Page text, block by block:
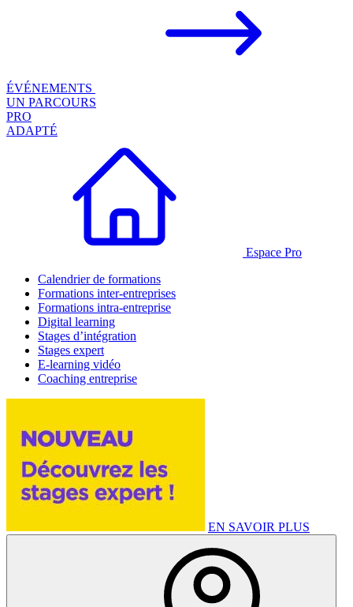
ÉVÉNEMENTS
UN PARCOURS
PRO
ADAPTÉ
Espace Pro
Calendrier de formations
Formations inter-entreprises
Formations intra-entreprise
Digital learning
Stages d’intégration
Stages expert
E-learning vidéo
Coaching entreprise
EN SAVOIR PLUS